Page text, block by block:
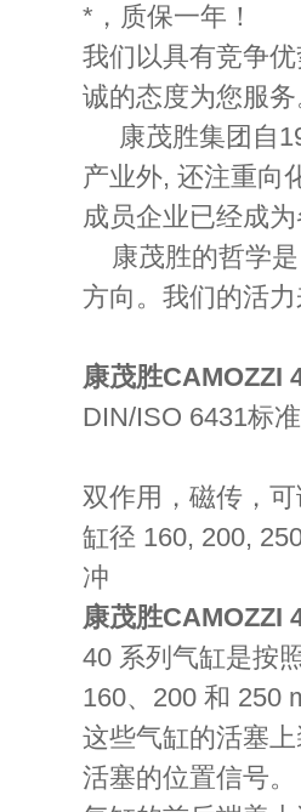
*，质保一年！
我们以具有竞争
诚的态度为您服
康茂胜集团自
产业外, 还注重向
成员企业已经成
康茂胜的哲学是
方向。我们的活
康茂胜CAMOZZI
DIN/ISO 6431标
双作用，磁传，
缸径 160, 200,
冲
康茂胜CAMOZZI
40 系列气缸是按
160、200 和 250
这些气缸的活塞
活塞的位置信号。